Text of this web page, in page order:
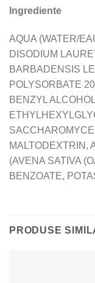
Ingrediente
AQUA (WATER/
DISODIUM
BARBADENSIS
POLYSORBATE
BENZYL
MALTODEXTRIN,
(AVENA SATIVA
BENZOATE,
PRODUSE